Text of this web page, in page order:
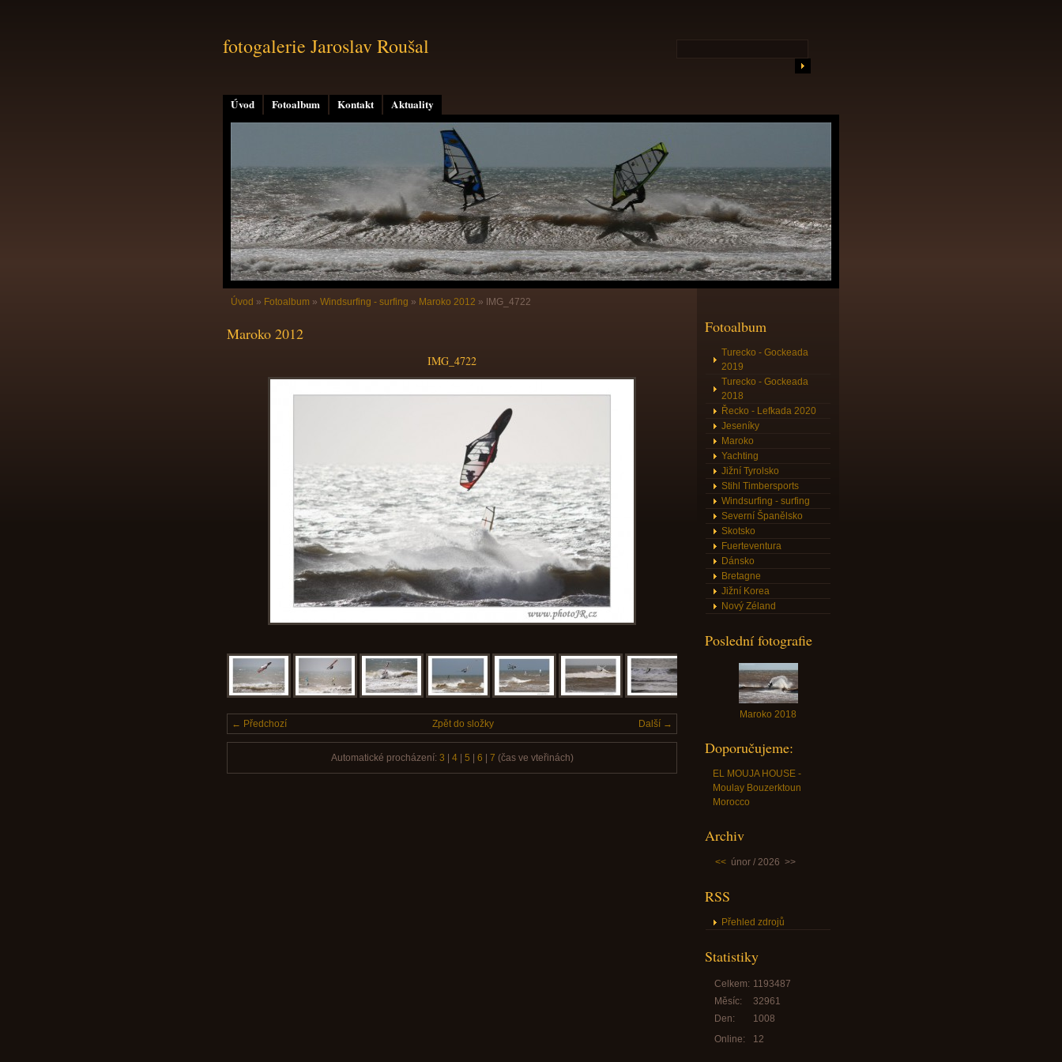
Úvod Fotoalbum Kontakt Aktuality
fotogalerie Jaroslav Roušal
Úvod » Fotoalbum » Windsurfing - surfing » Maroko 2012 » IMG_4722
Maroko 2012
IMG_4722
← Předchozí Další →
Zpět do složky
Automatické procházení: 3 4| 5 6 7 (čas ve vteřinách)
Fotoalbum
Turecko - Gockeada
2019
Turecko - Gockeada
2018
Řecko - Lefkada 2020
Jeseníky
Maroko
Yachting
Jižní Tyrolsko
Stihl Timbersports
Windsurfing - surfing
Severní Španělsko
Skotsko
Fuerteventura
Dánsko
Bretagne
Jižní Korea
Nový Zéland
Poslední fotografie
Maroko 2018
Doporučujeme:
EL MOUJA HOUSE -
Moulay Bouzerktoun
Morocco
Archiv
<< únor / 2026 >>
RSS
Přehled zdrojů
Statistiky
Online: 12
Celkem: 1193487
Měsíc:
32961
Den:
1008